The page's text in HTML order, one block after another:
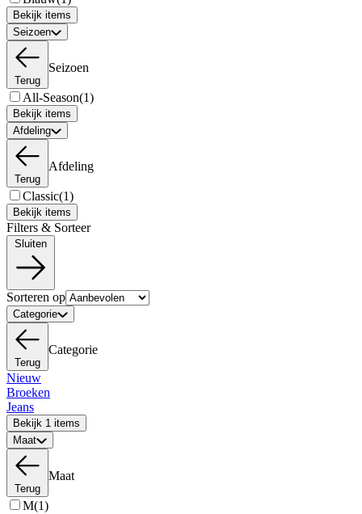
Bekijk items
Seizoen
Terug
Seizoen
All-Season(1)
Bekijk items
Afdeling
Terug
Afdeling
Classic(1)
Bekijk items
Filters & Sorteer
Sorteren op
Categorie
Terug
Categorie
Nieuw
Broeken
Jeans
Bekijk 1 items
Maat
Terug
Maat
M(1)